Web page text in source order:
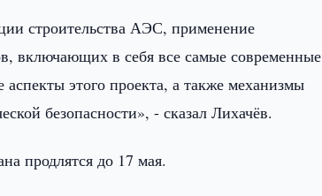
строительства АЭС, применение
включающих в себя все самые современные
этого проекта, а также механизмы
безопасности», - сказал Лихачёв.
продлятся до 17 мая.